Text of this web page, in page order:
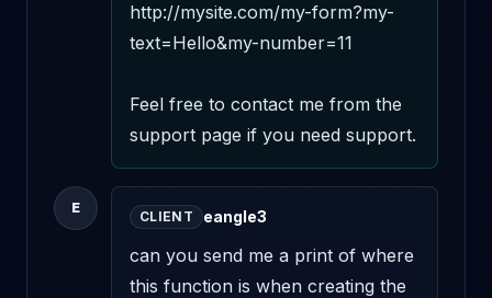
http://mysite.com/my-form?my-
text=Hello&my-number=11
Feel free to contact me from the
support page if you need support.
E
CLIENT eangle3
can you send me a print of where
this function is when creating the